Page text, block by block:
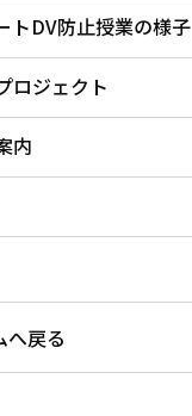
トDV防止授業の様子
ロジェクト
内
へ戻る